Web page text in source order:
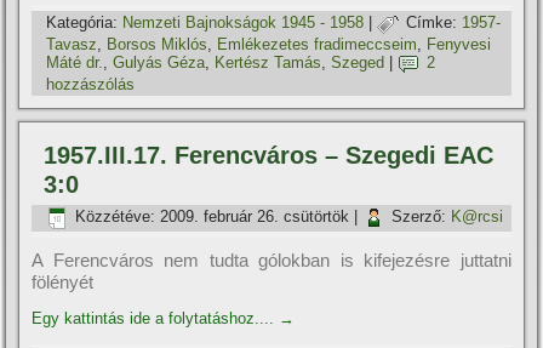
Kategória: Nemzeti Bajnokságok 1945 - 1958 | Címke: 1957-
Tavasz
Borsos Miklós Emlékezetes fradimeccseim
Fenyvesi
Máté dr.,Gulyás Géza, Kertész Tamás,Szeged
2
hozzászólás
1957.III.17. Ferencváros – Szegedi EAC
3:0
Közzétéve: 2009. február 26. csütörtök Szerző: K@rcsi
A Ferencváros nem tudta gólokban is kifejezésre juttatni
fölényét
Egy kattintás ide a folytatáshoz.... →